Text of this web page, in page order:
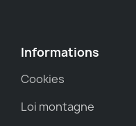
Informations
Cookies
Loi montagne